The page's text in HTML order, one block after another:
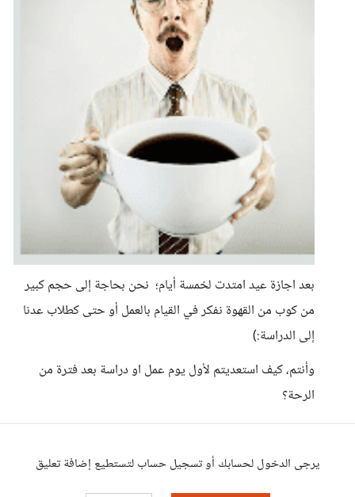
بعد اجازة عيد امتدت لخمسة أيام؛ نحن بحاجة إلى حجم كبير
من كوب من القهوة نفكر في القيام بالعمل أو حتى كطلاب عدنا
إلى الدراسة:)
وأنتم، كيف استعديتم لأول يوم عمل او دراسة بعد فترة من
الرحة؟
يرجى الدخول لحسابك أو تسجيل حساب لتستطيع إضافة تعليق